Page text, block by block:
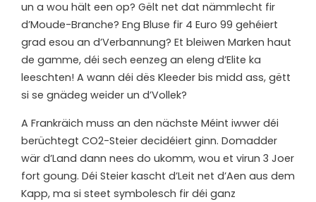
un a wou hält een op? Gëlt net dat nämmlecht fir
d’Moude-Branche? Eng Bluse fir 4 Euro 99 gehéiert
grad esou an d’Verbannung? Et bleiwen Marken haut
de gamme, déi sech eenzeg an eleng d’Elite ka
leeschten! A wann déi dës Kleeder bis midd ass, gëtt
si se gnädeg weider un d’Vollek?
A Frankräich muss an den nächste Méint iwwer déi
berüchtegt CO2-Steier decidéiert ginn. Domadder
wär d’Land dann nees do ukomm, wou et virun 3 Joer
fort goung. Déi Steier kascht d’Leit net d’Aen aus dem
Kapp, ma si steet symbolesch fir déi ganz